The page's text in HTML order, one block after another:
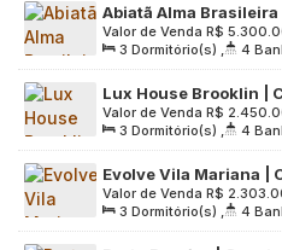
Terreno: 3266 .00m²
Abiatã Alma
Construção | 183
hall privativo | 03
R$
Valor de Venda
Zona Sul, 04004-002,
3 Dormitório(s) , 4
Sala(s) , 3 Suíte(s) , 3
Terreno: 2613.00m²
Lux House Brooklin |
| Pronto | 133 metros
R$
Valor de Venda
Sul, 04566-000, Cidade
Brasil
3 Dormitório(s) , 4
Sala(s) , 3 Suíte(s) , 2
Terreno: 1500 .00m²
Evolve Vila Mariana |
148 metros | 03
vagas
R$
Valor de Venda
Zona Sul, 04106-020,
Brasil
3 Dormitório(s) , 4
Sala(s) , 3 Suíte(s) , 2